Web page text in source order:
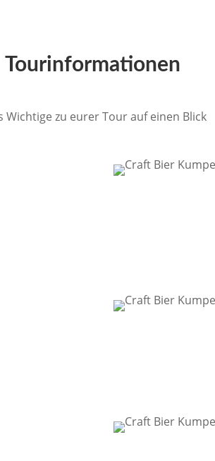
Tourinformationen
Wichtige zu eurer Tour auf einen Blick